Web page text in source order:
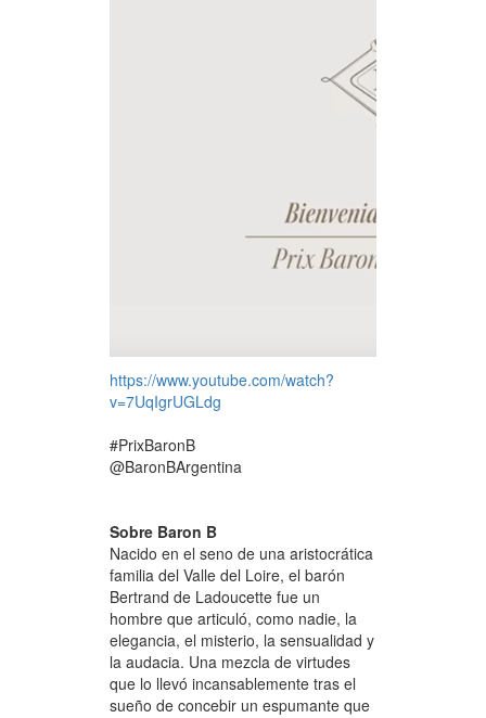
https://www.youtube.com/watch?
v=7UqIgrUGLdg
#PrixBaronB
@BaronBArgentina
Sobre Baron B
Nacido en el seno de una aristocrática
familia del Valle del Loire, el barón
Bertrand de Ladoucette fue un
hombre que articuló, como nadie, la
elegancia, el misterio, la sensualidad y
la audacia. Una mezcla de virtudes
que lo llevó incansablemente tras el
sueño de concebir un espumante que